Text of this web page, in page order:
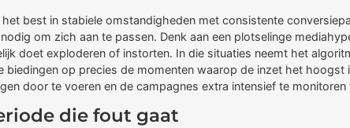
best in stabiele omstandigheden met consistente
om zich aan te passen. Denk aan een plotselinge
doet exploderen of instorten. In die situaties neemt het
op precies de momenten waarop de inzet het
door te voeren en de campagnes extra intensief te
die fout gaat